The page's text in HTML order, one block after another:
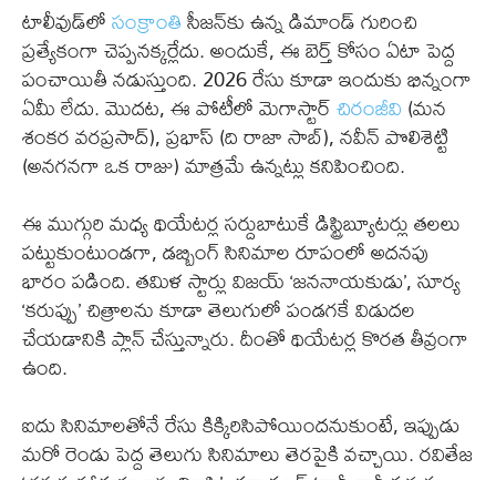
టాలీవుడ్‌లోసంక్రాంతిసీజన్‌కు ఉన్న డిమాండ్ గురించి
ప్రత్యేకంగా చెప్పనక్కర్లేదు. అందుకే, ఈ బెర్త్ కోసం ఏటా పెద్ద
పంచాయితీ నడుస్తుంది. 2026 రేసు కూడా ఇందుకు భిన్నంగా
ఏమీ లేదు. మొదట, ఈ పోటీలో మెగాస్టార్చిరంజీవి(మన
శంకర వరప్రసాద్), ప్రభాస్ (ది రాజా సాబ్), నవీన్ పొలిశెట్టి
(అనగనగా ఒక రాజు) మాత్రమే ఉన్నట్లు కనిపించింది.
ఈ ముగ్గురి మధ్య థియేటర్ల సర్దుబాటుకే డిస్ట్రిబ్యూటర్లు తలలు
పట్టుకుంటుండగా, డబ్బింగ్ సినిమాల రూపంలో అదనపు
భారం పడింది. తమిళ స్టార్లు విజయ్ ‘జననాయకుడు’, సూర్య
‘కరుప్పు’ చిత్రాలను కూడా తెలుగులో పండగకే విడుదల
చేయడానికి ప్లాన్ చేస్తున్నారు. దీంతో థియేటర్ల కొరత తీవ్రంగా
ఉంది.
ఐదు సినిమాలతోనే రేసు కిక్కిరిసిపోయిందనుకుంటే, ఇప్పుడు
మరో రెండు పెద్ద తెలుగు సినిమాలు తెరపైకి వచ్చాయి. రవితేజ